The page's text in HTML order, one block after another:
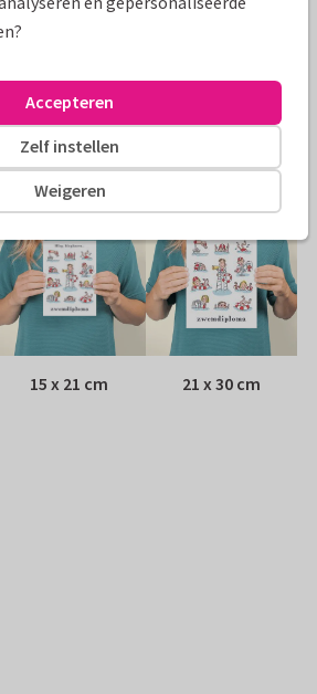
uit 6 luxe papiersoorten
de kaart
15 x 21 cm 21 x 30 cm
Weigeren
Zelf instellen
Accepteren